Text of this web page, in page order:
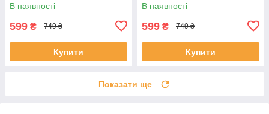
В наявності
599 ₴ 749 ₴
Купити
В наявності
599 ₴ 749 ₴
Купити
Показати ще